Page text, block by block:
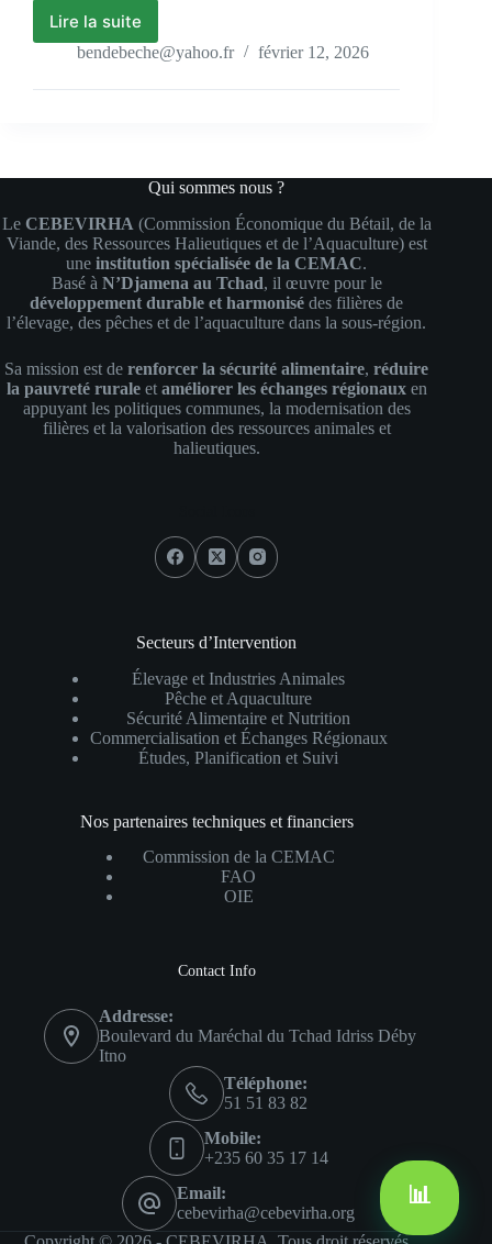
Lire la suite
bendebeche@yahoo.fr février 12, 2026
Qui sommes nous ?
Le CEBEVIRHA (Commission Économique du Bétail, de la
Viande, des Ressources Halieutiques et de l’Aquaculture) est
uneinstitution spécialisée de la CEMAC.
Basé à N’Djamena au Tchad, il œuvre pour le
développement durable et harmonisé des filières de
l’élevage, des pêches et de l’aquaculture dans la sous-région.
Sa mission est derenforcer la sécurité alimentaire,réduire
la pauvreté ruraleet améliorer les échanges régionauxen
appuyant les politiques communes, la modernisation des
filières et la valorisation des ressources animales et
halieutiques.
Secteurs d’Intervention
Élevage et Industries Animales
Pêche et Aquaculture
Sécurité Alimentaire et Nutrition
Commercialisation et Échanges Régionaux
Études, Planification et Suivi
Nos partenaires techniques et financiers
Commission de la CEMAC
FAO
OIE
Contact Info
Addresse:
Boulevard du Maréchal du Tchad Idriss Déby
Itno
Téléphone:
51 51 83 82
Mobile:
+235 60 35 17 14
Email:
cebevirha@cebevirha.org
📊